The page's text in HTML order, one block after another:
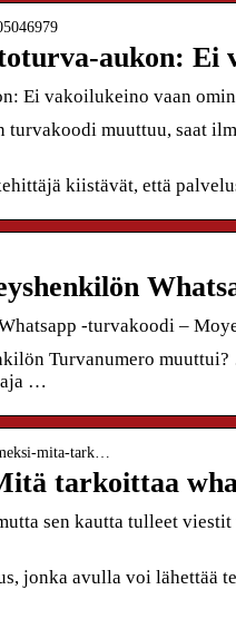
aukon: Ei
Ei vakoilukeino vaan
muuttuu, saat
kiistävät, että
-turvakoodi –
Turvanumero
…
mita-tark…
tarkoittaa
sen kautta tulleet
jonka avulla voi lähettää